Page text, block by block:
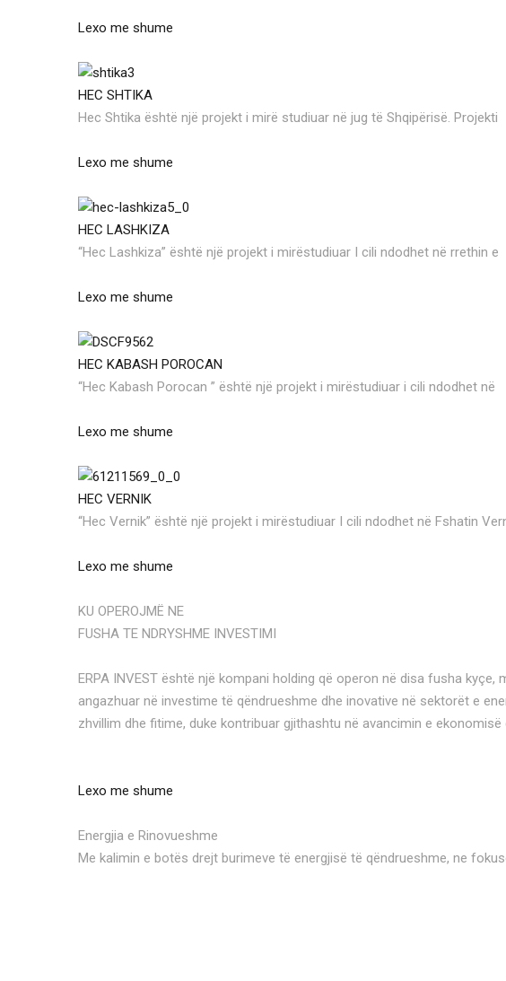
Lexo me shume
HEC SHTIKA
Hec Shtika është një projekt i mirë studiuar në jug të Shqipërisë. Projekti
Lexo me shume
HEC LASHKIZA
“Hec Lashkiza” është një projekt i mirëstudiuar I cili ndodhet në rrethin e
Lexo me shume
HEC KABASH POROCAN
“Hec Kabash Porocan ” është një projekt i mirëstudiuar i cili ndodhet në
Lexo me shume
HEC VERNIK
“Hec Vernik” është një projekt i mirëstudiuar I cili ndodhet në Fshatin
Lexo me shume
KU OPEROJMË NE
FUSHA TE NDRYSHME INVESTIMI
ERPA INVEST është një kompani holding që operon në disa fusha
angazhuar në investime të qëndrueshme dhe inovative në sektorët e
zhvillim dhe fitime, duke kontribuar gjithashtu në avancimin e ekonomisë
Lexo me shume
Energjia e Rinovueshme
Me kalimin e botës drejt burimeve të energjisë të qëndrueshme, ne